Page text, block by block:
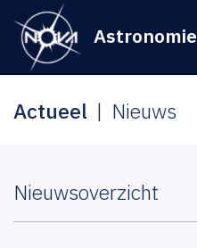
Astronomie
Actueel Nieuws
Nieuwsoverzicht